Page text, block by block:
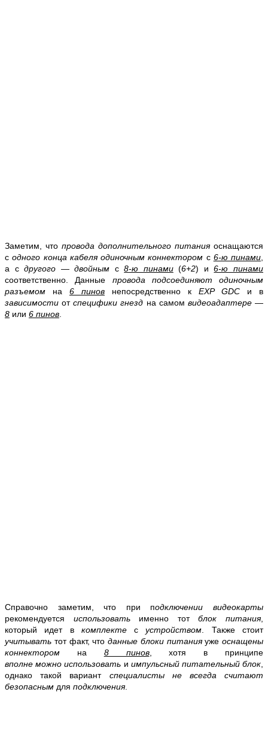
Заметим, что провода дополнительного питанияоснащаются
содного конца кабеля одиночным коннектором с 6-ю пинами
а сдругого —двойным с8-ю пинами(6+2) и6-ю пинами
соответственно. Данные провода подсоединяют одиночным
разъемом на 6 пинов непосредственно к EXP GDC и в
зависимостиотспецифики гнезд на самом видеоадаптере—
8 или 6 пинов
Справочно заметим, что при подключении видеокарты
рекомендуется использовать именно тотблок питания,
который идет в комплектесустройством . Также стоит
учитывать тот факт, что данные блоки питанияуже оснащены
коннектором на 8 пинов, хотя в принципе
вполнеможноиспользовать и импульсный питательный блок
однако такой вариант специалисты не всегда считают
безопасным для подключения.